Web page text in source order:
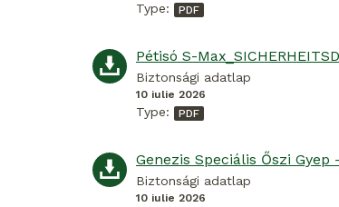
Type:
Biztonsági adatlap
10 iulie 2026
Type:
Biztonsági adatlap
10 iulie 2026